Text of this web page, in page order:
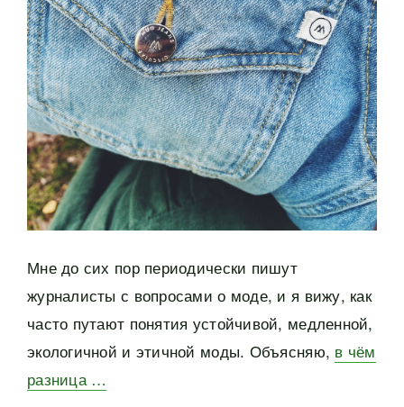
Мне до сих пор периодически пишут
журналисты с вопросами о моде, и я вижу, как
часто путают понятия устойчивой, медленной,
экологичной и этичной моды. Объясняю, в чём
разница …